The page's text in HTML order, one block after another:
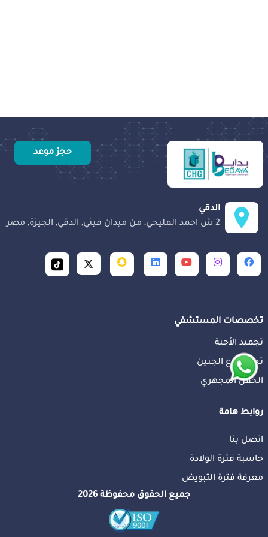
حجز موعد
الدقي
2 ش احمد المليحي, من ميدان فيني, الدقي, الجيزة, مصر
تخصصات المستشفي
تجميد الأجنة
تحديد نوع الجنين
الحقن المجهري
روابط هامة
اتصل بنا
حاسبة فترة الولادة
معرفة فترة التبويض
جميع الحقوق محفوظة 2026